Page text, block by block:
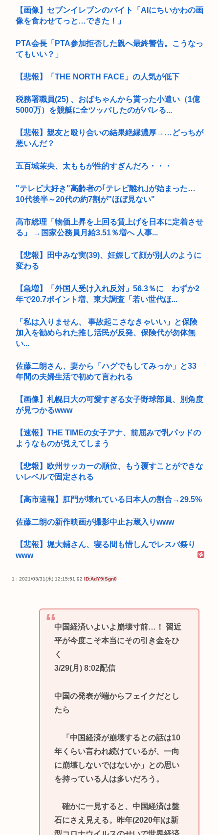
【画像】セブンイレブンのバイト「AIにちいかわの画
像を食わせてっと…できた！」
PTA会長「PTA参加拒否した親へ最終警告。こうなっ
てもいい？」
【悲報】「THE NORTH FACE」の人気が低下
税務署職員(25) 、おばちゃんから貰った小遣い（1億
5000万）を競艇に全ツッパしたのがバレる...
【悲報】親友と殴り合いの結果絶縁濃厚→…どっちが
悪いんだ？
五百城茉央、太ももが性的すぎんだろ・・・
"テレビ大好き"高齢者の｢テレビ離れ｣が始まった…
10代後半～20代の約7割が"ほぼ見ない"
高市総理「物価上昇を上回る賃上げを日本に定着させ
る」 →国家公務員月給3.51％増へ 人事...
【悲報】田中みな実(39)、妊娠して顔が別人のように
変わる
【急増】「外国人受け入れ反対」56.3％に わずか2
年で20.7ポイント増、東大調査「若い世代ほ...
「私は入りません、 事故起こさなきゃいい」と保険
加入を勧められた推し活民が反発、保険代が勿体無
い...
佐藤二朗さん、妻から「ハグでもしてみっか」と33
年間の夫婦生活で初めて言われる
【画像】札幌日大の可愛すぎる女子野球部員、別角度
が見つかるwww
【速報】THE TIMEの女子アナ、前屈みで乳パッドの
ようなものが見えてしまう
【悲報】欧州サッカーの順位、もう覆すことができな
いレベルで固定される
【高市速報】肛門が壊れている日本人の割合→29.5%
佐藤二朗の新作映画が撮影中止お蔵入りwww
【悲報】堀大輔さん、寝る間も惜しんでレスバ祭り
www
1 : 2021/03/31(水) 12:15:51.92 ID:AdY9iSgn0
中国経済いよいよ崩壊寸前…！ 習近
平が今度こそ本当にその引き金をひ
く
3/29(月) 8:02配信
中国の発表が端からフェイクだとし
たら
「中国経済が崩壊するとの話は10
年くらい言われ続けているが、一向
に崩壊しないではないか」との思い
を持っている人は多いだろう。
確かに一見すると、中国経済は盤
石にさえ見える。昨年(2020年)は新